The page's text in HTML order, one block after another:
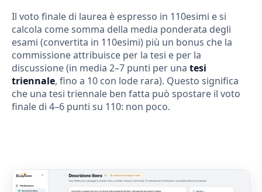
Il voto finale di laurea è espresso in 110esimi e si
calcola come somma della media ponderata degli
esami (convertita in 110esimi) più un bonus che la
commissione attribuisce per la tesi e per la
discussione (in media 2–7 punti per una tesi
triennale, fino a 10 con lode rara). Questo significa
che una tesi triennale ben fatta può spostare il voto
finale di 4–6 punti su 110: non poco.